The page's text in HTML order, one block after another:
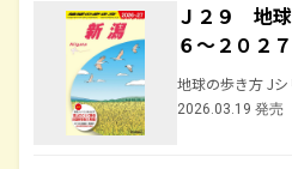
Ｊ２９ 地
６～２０２７
地球の歩き方 Jシ
2026.03.19 発売